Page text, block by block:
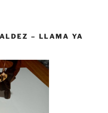
– LLAMA YA